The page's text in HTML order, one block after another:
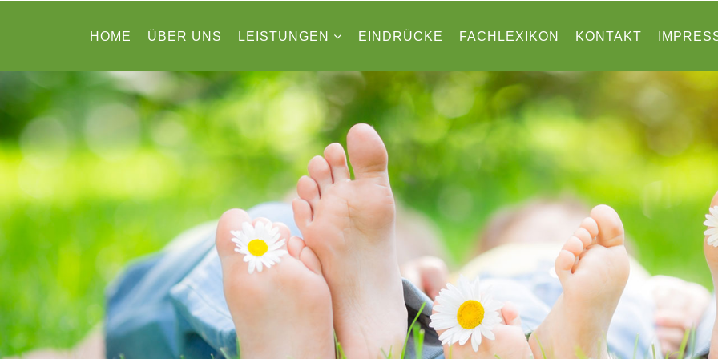
HOME ÜBER UNS LEISTUNGEN EINDRÜCKE FACHLEXIKON KONTAKT